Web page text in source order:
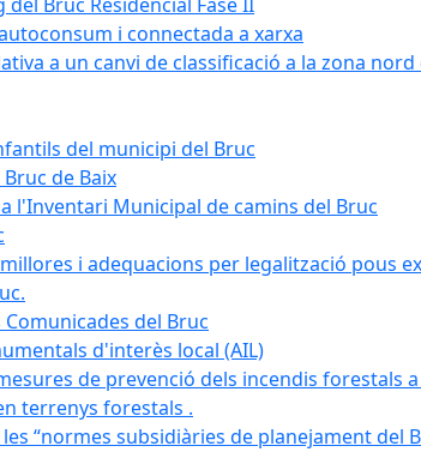
i connectada a xarxa
a un canvi de classificació a la zona
del municipi del Bruc
de Baix
l'Inventari Municipal de camins del Bruc
i adequacions per legalització pous
del Bruc
d'interès local (AIL)
de prevenció dels incendis forestals
terrenys forestals .
“normes subsidiàries de planejament del